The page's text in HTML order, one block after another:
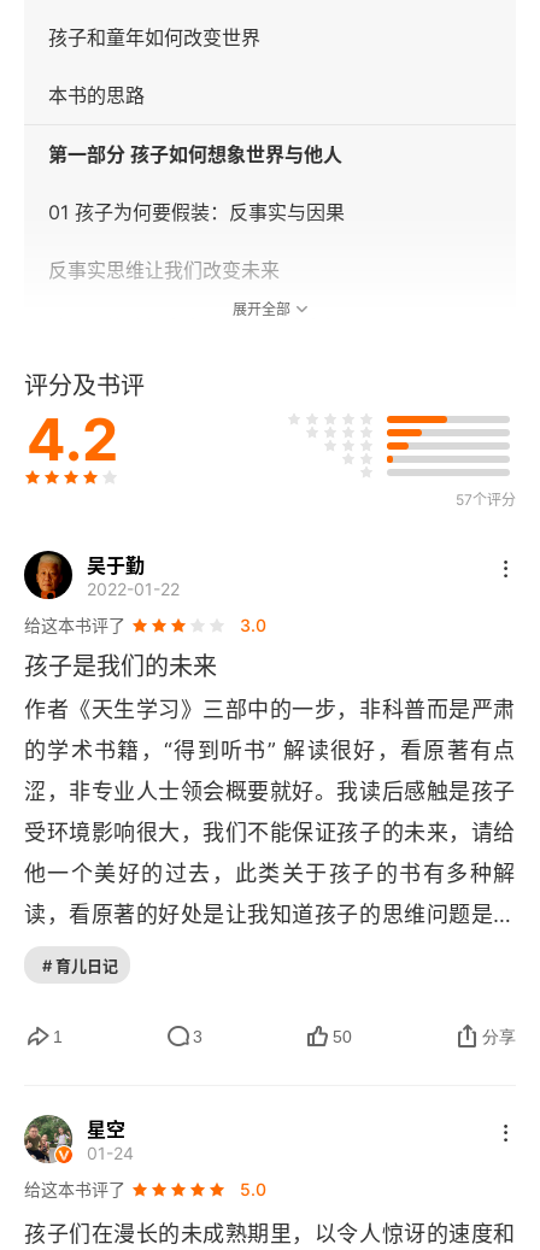
孩子和童年如何改变世界
本书的思路
第一部分 孩子如何想象世界与他人
01 孩子为何要假装：反事实与因果
反事实思维让我们改变未来
奇妙的假装游戏
反事实思维与因果知识相伴而生
大脑中的示意图与设计图
孩子与计算机，谁更聪明
探测机关的实验
02 虚构的内容怎样阐明真理：想象与现实
童年里无处不在的假想同伴
创设心理世界的示意图
从假想同伴到平行世界
自闭症孩子无法想象他人
孩子假想的同伴与成人虚构的角色
灵魂的工程师
玩耍的功效
展开全部
评分及书评
4.2
57个评分
吴于勤
2022-01-22
给这本书评了
3.0
孩子是我们的未来
作者《天生学习》三部中的一步，非科普而是严肃
的学术书籍，“得到听书” 解读很好，看原著有点
涩，非专业人士领会概要就好。我读后感触是孩子
受环境影响很大，我们不能保证孩子的未来，请给
他一个美好的过去，此类关于孩子的书有多种解
读，看原著的好处是让我知道孩子的思维问题是个
哲学问题，不必看太多道理，爱就好了，对于所以
大来源。
# 育儿日记
1 3 50 分享
星空
01-24
给这本书评了
5.0
孩子们在漫长的未成熟期里，以令人惊讶的速度和